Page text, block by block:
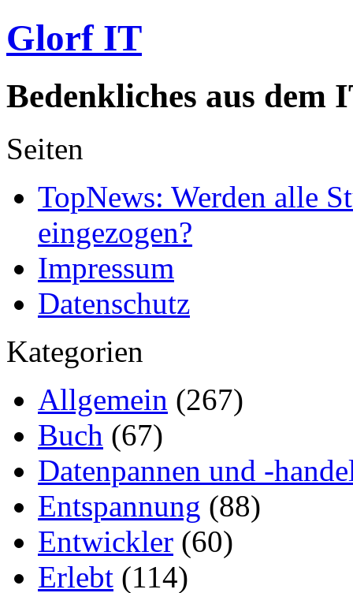
Glorf IT
Bedenkliches aus dem
Seiten
TopNews: Werden alle
eingezogen?
Impressum
Datenschutz
Kategorien
Allgemein (267)
Buch (67)
Datenpannen und -
Entspannung (88)
Entwickler (60)
Erlebt (114)